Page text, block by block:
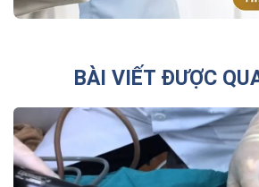
BÀI VIẾT ĐƯỢC